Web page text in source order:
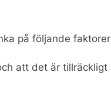
på följande
att det är